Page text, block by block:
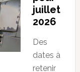
juillet
2026
Des
dates à
retenir